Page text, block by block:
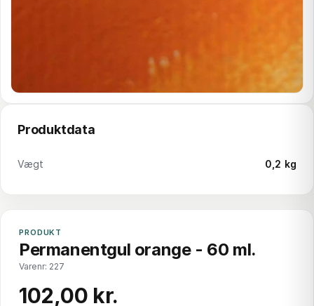
Produktdata
Vægt 0,2 kg
PRODUKT
Permanentgul orange - 60 ml.
Varenr: 227
102,00 kr.